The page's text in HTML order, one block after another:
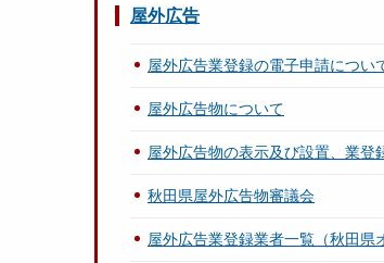
屋外広告
屋外広告業登録の電子申請につい
屋外広告物について
屋外広告物の表示及び設置、業登
秋田県屋外広告物審議会
屋外広告業登録業者一覧（秋田県